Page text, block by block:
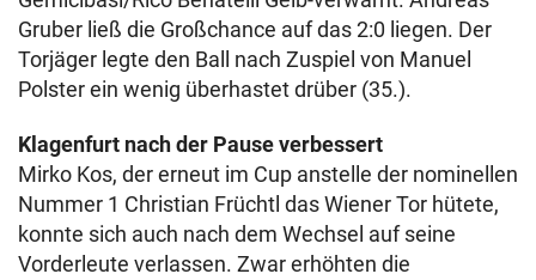
Gruber ließ die Großchance auf das 2:0 liegen. Der
Torjäger legte den Ball nach Zuspiel von Manuel
Polster ein wenig überhastet drüber (35.).
Klagenfurt nach der Pause verbessert
Mirko Kos, der erneut im Cup anstelle der nominellen
Nummer 1 Christian Früchtl das Wiener Tor hütete,
konnte sich auch nach dem Wechsel auf seine
Vorderleute verlassen. Zwar erhöhten die